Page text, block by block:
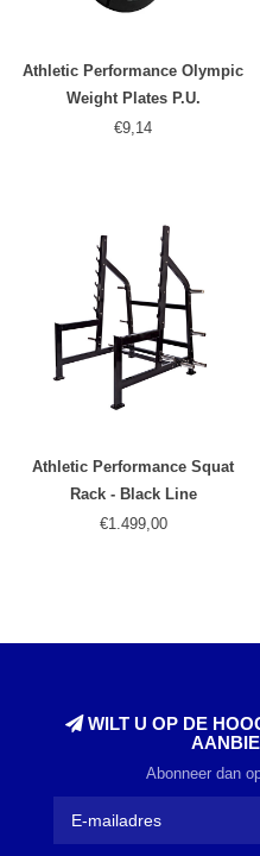
Athletic Performance Olympic
Weight Plates P.U.
€9,14
Athletic Performance Squat
Rack - Black Line
€1.499,00
WILT U OP DE
Abonneer dan